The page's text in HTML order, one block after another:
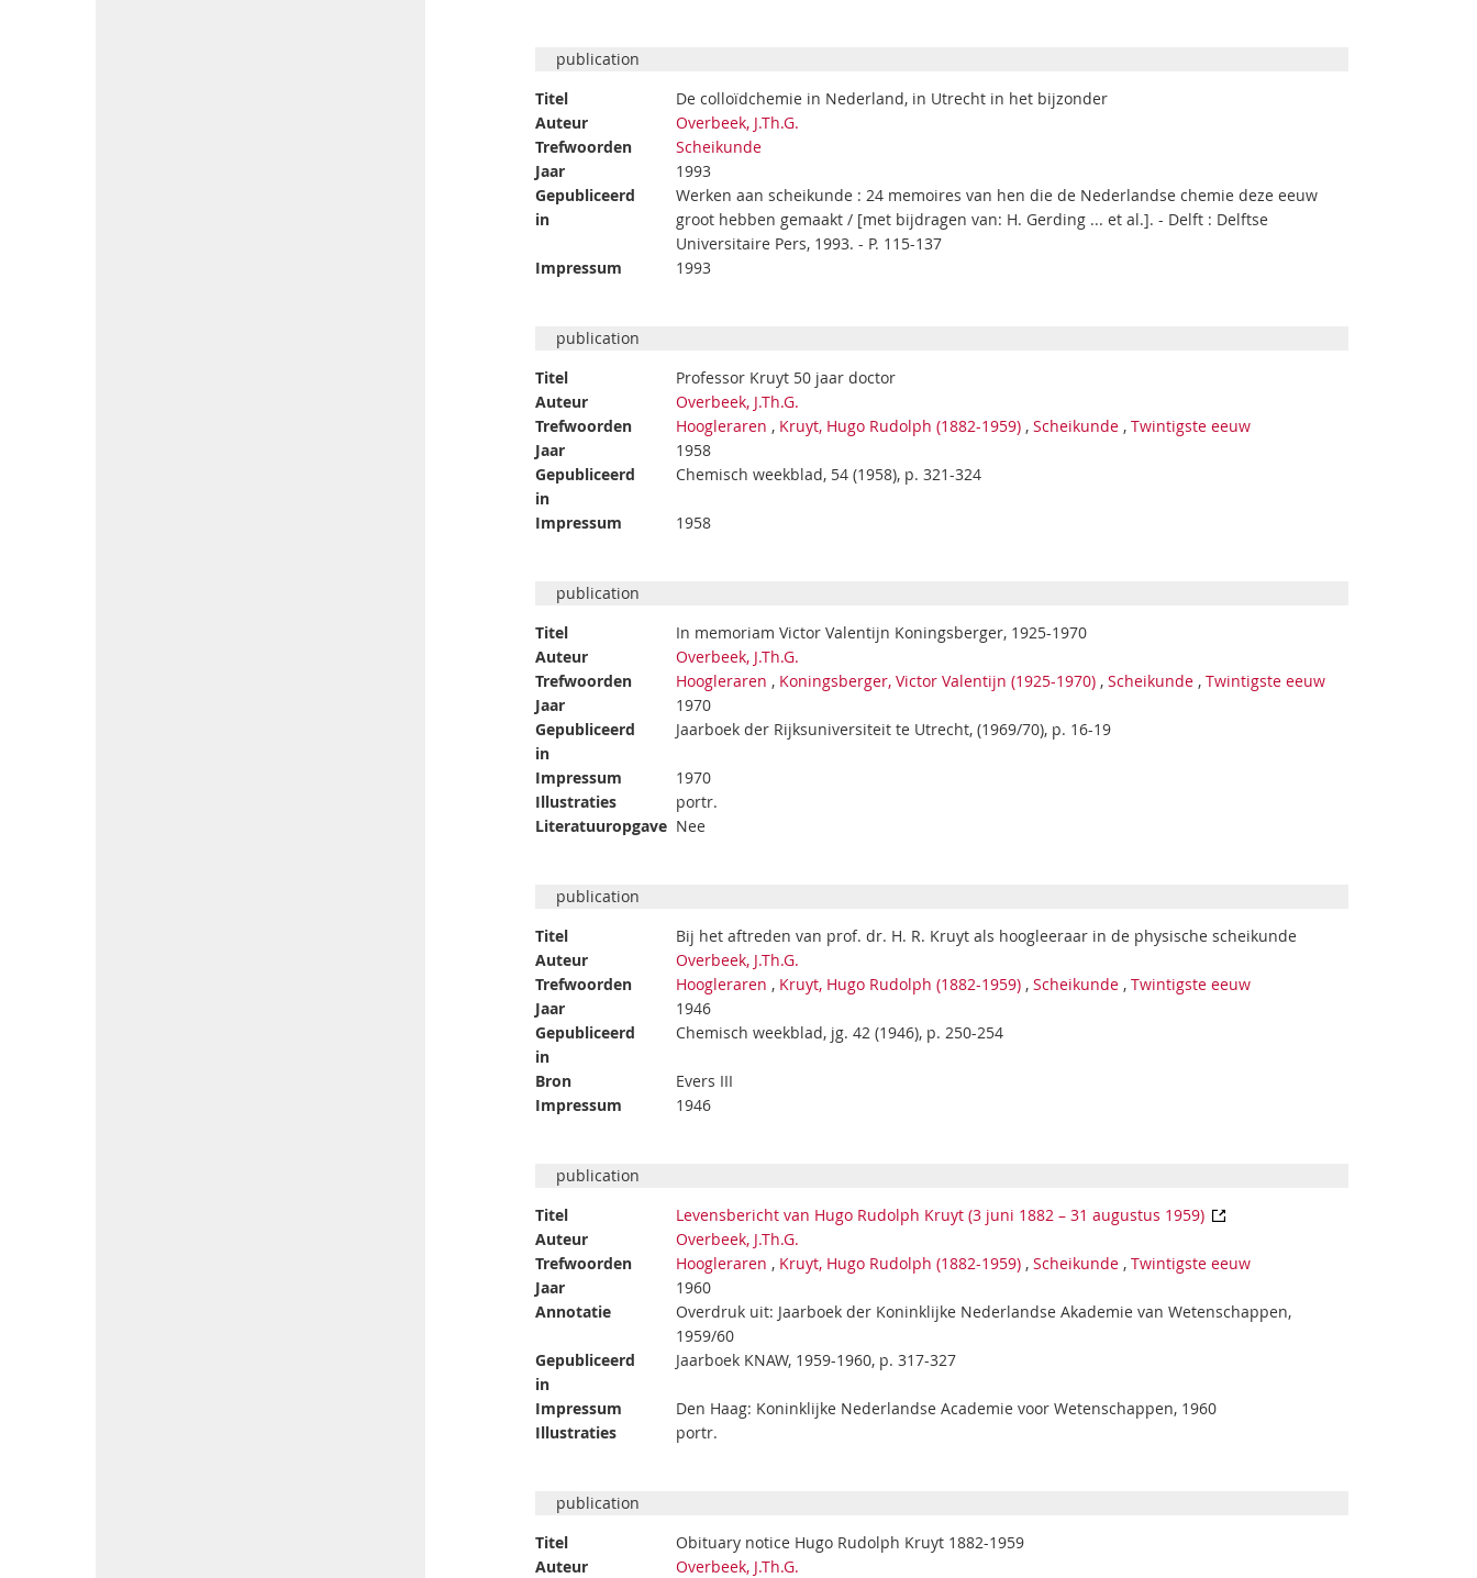
publication
Titel
De colloïdchemie in Nederland, in Utrecht in het bijzonder
Auteur
Overbeek, J.Th.G.
Trefwoorden
Scheikunde
Jaar
1993
Gepubliceerd
in
Werken aan scheikunde : 24 memoires van hen die de Nederlandse chemie deze eeuw
groot hebben gemaakt / [met bijdragen van: H. Gerding ... et al.]. - Delft : Delftse
Universitaire Pers, 1993. - P. 115-137
Impressum
1993
publication
Titel
Professor Kruyt 50 jaar doctor
Auteur
Overbeek, J.Th.G.
Trefwoorden
Hoogleraren , Kruyt, Hugo Rudolph (1882-1959) ,Scheikunde ,Twintigste eeuw
Jaar
1958
Gepubliceerd
in
Chemisch weekblad, 54 (1958), p. 321-324
Impressum 1958
publication
Titel
In memoriam Victor Valentijn Koningsberger, 1925-1970
Auteur
Overbeek, J.Th.G.
Trefwoorden
Hoogleraren , Koningsberger, Victor Valentijn (1925-1970) ,Scheikunde ,Twintigste eeuw
Jaar
1970
Gepubliceerd
in
Jaarboek der Rijksuniversiteit te Utrecht, (1969/70), p. 16-19
Impressum
1970
Illustraties
portr.
Literatuuropgave Nee
publication
Titel
Bij het aftreden van prof. dr. H. R. Kruyt als hoogleeraar in de physische scheikunde
Auteur
Overbeek, J.Th.G.
Trefwoorden
Hoogleraren , Kruyt, Hugo Rudolph (1882-1959) ,Scheikunde ,Twintigste eeuw
Jaar
1946
Gepubliceerd
in
Chemisch weekblad, jg. 42 (1946), p. 250-254
Bron
Evers III
Impressum
1946
publication
Titel
Levensbericht van Hugo Rudolph Kruyt (3 juni 1882 – 31 augustus 1959)
Auteur
Overbeek, J.Th.G.
Trefwoorden
Hoogleraren , Kruyt, Hugo Rudolph (1882-1959) ,Scheikunde ,Twintigste eeuw
Jaar
1960
Annotatie
Overdruk uit: Jaarboek der Koninklijke Nederlandse Akademie van Wetenschappen,
1959/60
Gepubliceerd
in
Jaarboek KNAW, 1959-1960, p. 317-327
Impressum
Den Haag: Koninklijke Nederlandse Academie voor Wetenschappen, 1960
Illustraties
portr.
publication
Titel
Obituary notice Hugo Rudolph Kruyt 1882-1959
Auteur
Overbeek, J.Th.G.